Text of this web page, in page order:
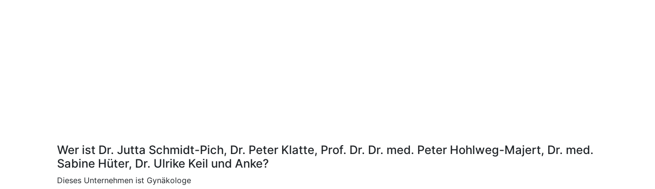
Wer ist Dr. Jutta Schmidt-Pich, Dr. Peter Klatte, Prof. Dr. Dr. med. Peter Hohlweg-Majert, Dr. med.
Sabine Hüter, Dr. Ulrike Keil und Anke?
Dieses Unternehmen ist Gynäkologe